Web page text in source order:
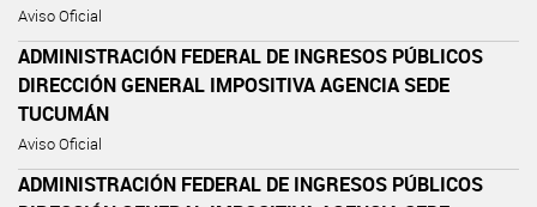
Aviso Oficial
ADMINISTRACIÓN FEDERAL DE INGRESOS PÚBLICOS
DIRECCIÓN GENERAL IMPOSITIVA AGENCIA SEDE
TUCUMÁN
Aviso Oficial
ADMINISTRACIÓN FEDERAL DE INGRESOS PÚBLICOS